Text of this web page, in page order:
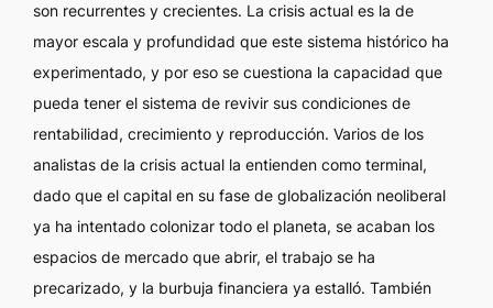
son recurrentes y crecientes. La crisis actual es la de
mayor escala y profundidad que este sistema histórico ha
experimentado, y por eso se cuestiona la capacidad que
pueda tener el sistema de revivir sus condiciones de
rentabilidad, crecimiento y reproducción. Varios de los
analistas de la crisis actual la entienden como terminal,
dado que el capital en su fase de globalización neoliberal
ya ha intentado colonizar todo el planeta, se acaban los
espacios de mercado que abrir, el trabajo se ha
precarizado, y la burbuja financiera ya estalló. También